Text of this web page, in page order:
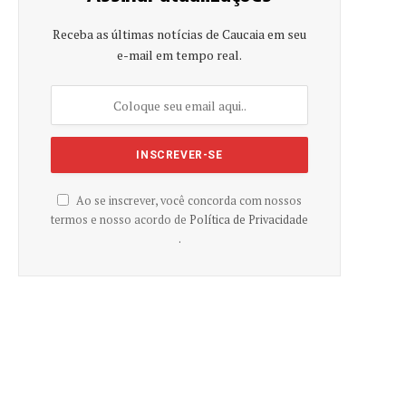
Receba as últimas notícias de Caucaia em seu
e-mail em tempo real.
Ao se inscrever, você concorda com nossos
termos e nosso acordo de Política de Privacidade
.